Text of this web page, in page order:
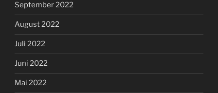
September 2022
August 2022
Juli 2022
Juni 2022
Mai 2022